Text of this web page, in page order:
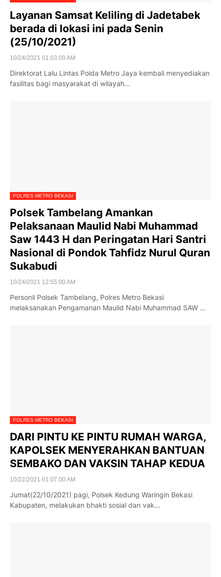
Layanan Samsat Keliling di Jadetabek
berada di lokasi ini pada Senin
(25/10/2021)
10/24/2021 01:03:00 AM
Direktorat Lalu Lintas Polda Metro Jaya kembali menyediakan
fasilitas bagi masyarakat di wilayah…
POLRES METRO BEKASI
Polsek Tambelang Amankan
Pelaksanaan Maulid Nabi Muhammad
Saw 1443 H dan Peringatan Hari Santri
Nasional di Pondok Tahfidz Nurul Quran
Sukabudi
10/24/2021 12:55:00 AM
Personil Polsek Tambelang, Polres Metro Bekasi
melaksanakan Pengamanan Maulid Nabi Muhammad SAW …
POLRES METRO BEKASI
DARI PINTU KE PINTU RUMAH WARGA,
KAPOLSEK MENYERAHKAN BANTUAN
SEMBAKO DAN VAKSIN TAHAP KEDUA
10/22/2021 01:07:00 AM
Jumat(22/10/2021) pagi, Polsek Kedung Waringin Bekasi
Kabupaten, melakukan bhakti sosial dan vak…